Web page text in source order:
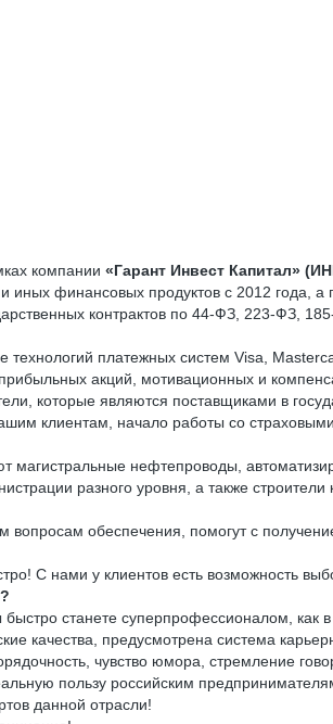
компании «Гарант Инвест Капитал»
иных финансовых продуктов с 2012 года,
контрактов по 44-ФЗ, 223-ФЗ,
технологий платежных систем Visa,
акций, мотивационных и
которые являются поставщиками в
клиентам, начало работы со
магистральные нефтепроводы,
разного уровня, а также
обеспечения, помогут с
С нами у клиентов есть возможность
станете суперпрофессионалом, как
качества, предусмотрена система
чувство юмора, стремление
пользу российским
данной отрасли!